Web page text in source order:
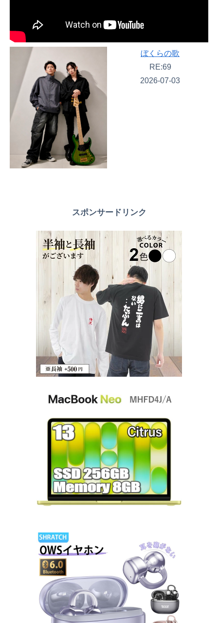
ぼくらの歌
RE:69
2026-07-03
スポンサードリンク